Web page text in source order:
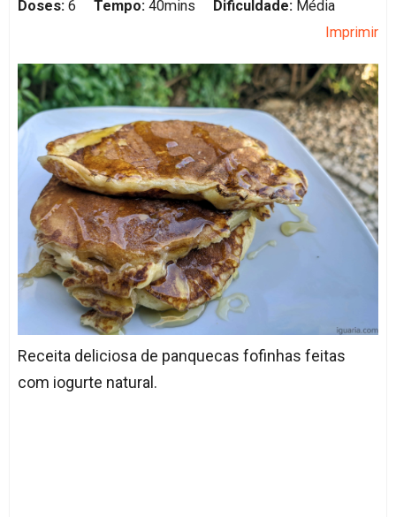
Doses: 6 Tempo: 40mins Dificuldade: Média
Imprimir
Receita deliciosa de panquecas fofinhas feitas
com iogurte natural.